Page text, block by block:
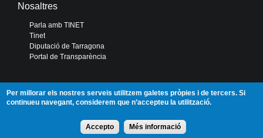
Nosaltres
Parla amb TINET
Tinet
Diputació de Tarragona
Portal de Transparència
Per millorar els nostres serveis utilitzem galetes pròpies i de tercers. Si
continueu navegant, considerem que n’accepteu la utilització.
Accepto Més informació